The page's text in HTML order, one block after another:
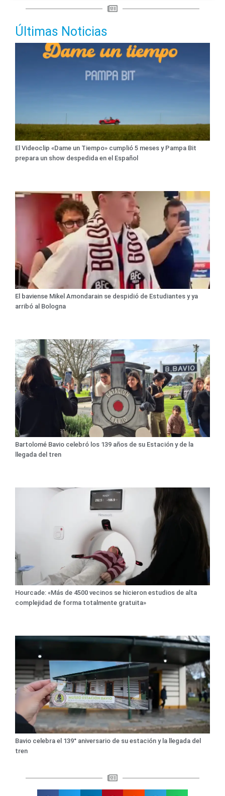
Últimas Noticias
El Videoclip «Dame un Tiempo» cumplió 5 meses y Pampa Bit
prepara un show despedida en el Español
El baviense Mikel Amondarain se despidió de Estudiantes y ya
arribó al Bologna
Bartolomé Bavio celebró los 139 años de su Estación y de la
llegada del tren
Hourcade: «Más de 4500 vecinos se hicieron estudios de alta
complejidad de forma totalmente gratuita»
Bavio celebra el 139° aniversario de su estación y la llegada del
tren